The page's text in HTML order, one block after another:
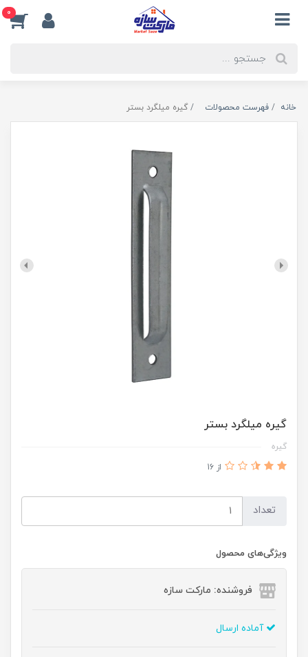
0
خانه فهرست محصولات گیره میلگرد بستر
گیره میلگرد بستر
گیره
از 16
تعداد
ویژگی‌های محصول
فروشنده: مارکت سازه
آماده ارسال